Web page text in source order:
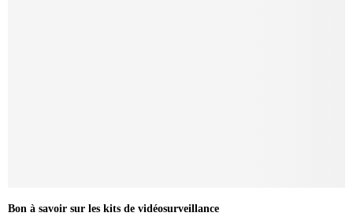
Bon à savoir sur les kits de vidéosurveillance